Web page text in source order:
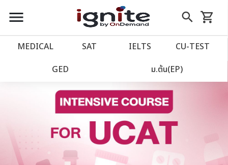
close
account_balance หน้าแรก
เว็บไซต์อิกไนท์
โปรโมชั่น
วางแผนการเรียน
account_circle เข้าสู่ระบบ
menu search
Skip
to
shopping_cart
รถเข็น
MEDICAL SAT IELTS CU‑TEST
GED ม.ต้น(EP)